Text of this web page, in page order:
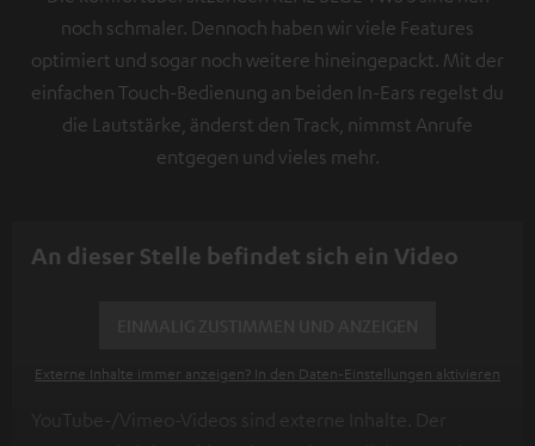
noch schmaler. Dennoch haben wir viele Features
optimiert und sogar noch weitere hineingepackt. Mit der
einfachen Touch-Bedienung an beiden In-Ears regelst du
die Lautstärke, änderst den Track, nimmst Anrufe
entgegen und vieles mehr.
An dieser Stelle befindet sich ein Video
Externe Inhalte immer anzeigen? In den Daten‑Einstellungen aktivieren
YouTube-/Vimeo-Videos sind externe Inhalte. Der